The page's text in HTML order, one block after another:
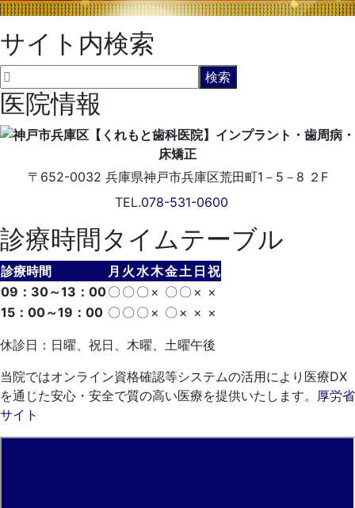
サイト内検索
医院情報
〒652-0032 兵庫県神戸市兵庫区荒田町1－5－8 ２F
TEL.078-531-0600
診療時間タイムテーブル
診療時間 月 火水木金土 日 祝
09：30～13：00〇 〇 〇 × 〇 〇 × ×
15：00～19：00 〇 〇 〇 × 〇 × × ×
休診日：日曜、祝日、木曜、土曜午後
当院ではオンライン資格確認等システムの活用により医療DX
を通じた安心・安全で質の高い医療を提供いたします。 厚労省
サイト